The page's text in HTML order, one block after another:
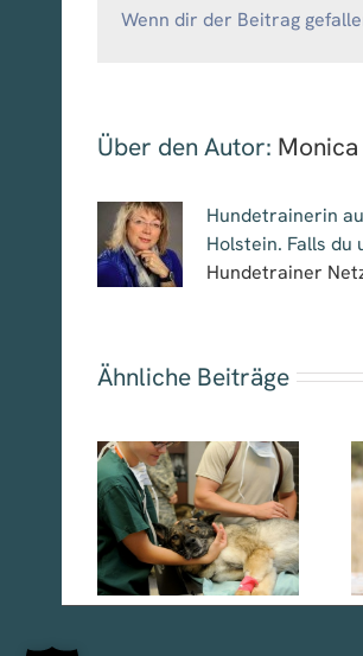
Wenn dir der Beitrag
Über den Autor:
Hundetrainerin
Holstein. Falls du
Hundetrainer
Ähnliche Beiträge
Hundefilmtrainer